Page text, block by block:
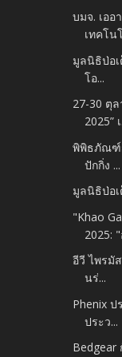
บมจ. เออ
เทคโน
มูลนิธิป่อ
โอ...
27-30 ตุ
2025”
พิพิธภัณฑ์
ปักกิ่ง ...
มูลนิธิป่อ
"Khao
2025: "
อีวี ไพรมั
นร่...
Phenix ป
ประว...
Bedgear